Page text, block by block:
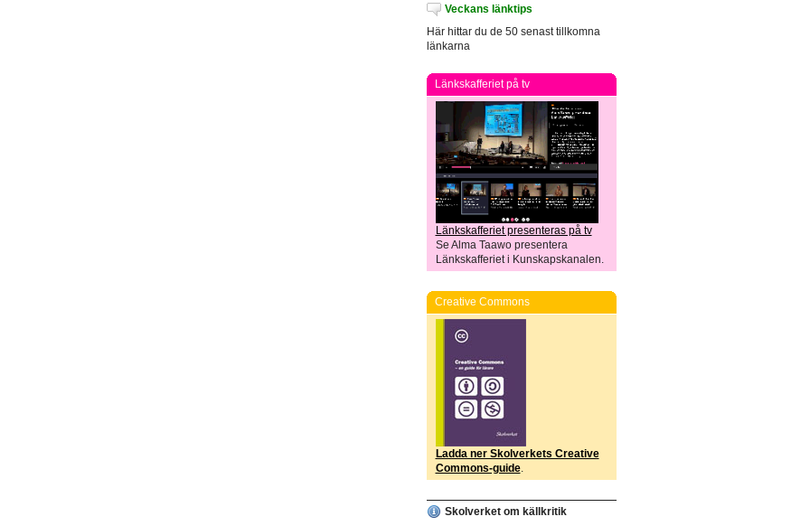
Veckans länktips
Här hittar du de 50 senast tillkomna
länkarna
Länkskafferiet på tv
Länkskafferiet presenteras på tv
Se Alma Taawo presentera
Länkskafferiet i Kunskapskanalen.
Creative Commons
Ladda ner Skolverkets Creative
Commons-guide.
Skolverket om källkritik